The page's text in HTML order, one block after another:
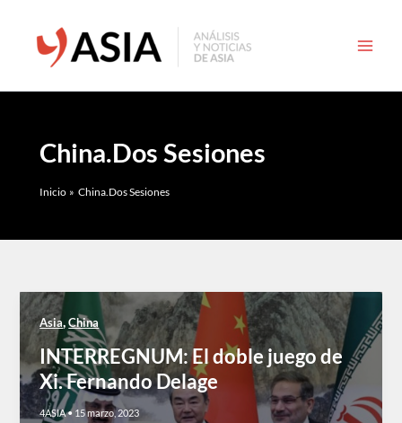
contenido
China.Dos Sesiones
Inicio China.Dos Sesiones
Asia,China
INTERREGNUM: El doble juego de
Xi. Fernando Delage
4ASIA• 15 marzo, 2023